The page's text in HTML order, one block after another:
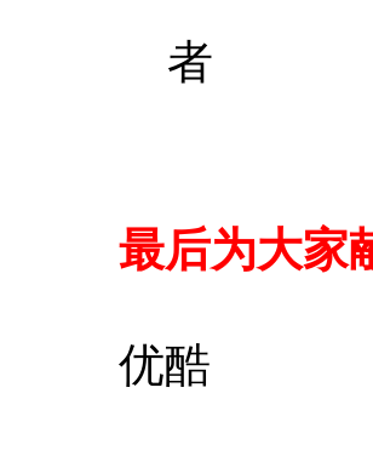
者
最后为大家
优酷